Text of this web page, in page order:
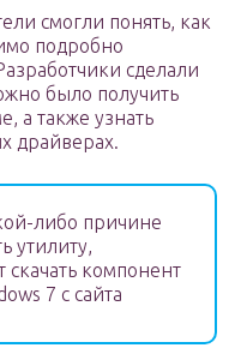
смогли понять, как
подробно
сделали
было получить
а также узнать
драйверах.
либо причине
утилиту,
скачать компонент
7 с сайта